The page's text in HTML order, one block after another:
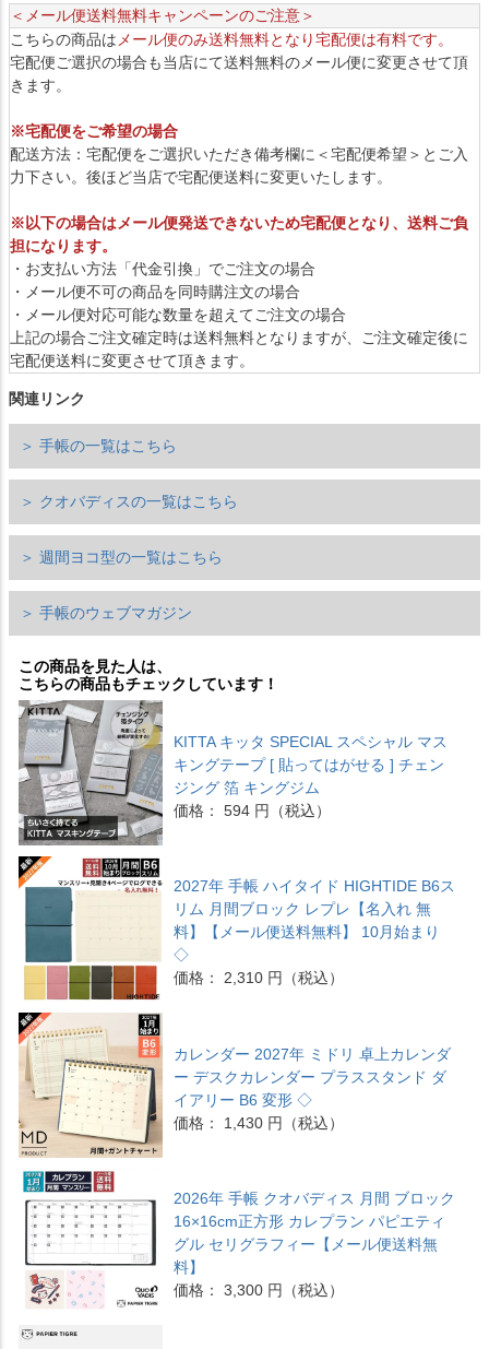
＜メール便送料無料キャンペーンのご注意＞
こちらの商品は メール便のみ送料無料となり宅配便は有料です。
宅配便ご選択の場合も当店にて送料無料のメール便に変更させて頂
きます。
※宅配便をご希望の場合
配送方法：宅配便をご選択いただき備考欄に＜宅配便希望＞とご入
力下さい。後ほど当店で宅配便送料に変更いたします。
※以下の場合はメール便発送できないため宅配便となり、送料ご負
担になります。
・お支払い方法「代金引換」でご注文の場合
・メール便不可の商品を同時購注文の場合
・メール便対応可能な数量を超えてご注文の場合
上記の場合ご注文確定時は送料無料となりますが、ご注文確定後に
宅配便送料に変更させて頂きます。
関連リンク
＞ 手帳の一覧はこちら
＞ クオバディスの一覧はこちら
＞ 週間ヨコ型の一覧はこちら
＞ 手帳のウェブマガジン
この商品を見た人は、
こちらの商品もチェックしています！
KITTA キッタ SPECIAL スペシャル マス
キングテープ [ 貼ってはがせる ] チェン
ジング 箔 キングジム
価格： 594 円（税込）
2027年 手帳 ハイタイド HIGHTIDE B6ス
リム 月間ブロック レプレ【名入れ 無
料】【メール便送料無料】 10月始まり
◇
価格： 2,310 円（税込）
カレンダー 2027年 ミドリ 卓上カレンダ
ー デスクカレンダー プラススタンド ダ
イアリー B6 変形 ◇
価格： 1,430 円（税込）
2026年 手帳 クオバディス 月間 ブロック
16×16cm正方形 カレプラン パピエティ
グル セリグラフィー【メール便送料無
料】
価格： 3,300 円（税込）